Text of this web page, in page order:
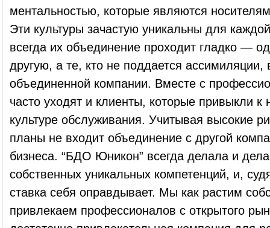
ментальностью, которые являются
Эти культуры зачастую уникальны для
всегда их объединение проходит гладко —
другую, а те, кто не поддается
объединенной компании. Вместе с
часто уходят и клиенты, которые привыкли к
культуре обслуживания. Учитывая высокие
планы не входит объединение с другой
бизнеса. “БДО Юникон” всегда делала и
собственных уникальных компетенций, и,
ставка себя оправдывает. Мы как растим
привлекаем профессионалов с открытого